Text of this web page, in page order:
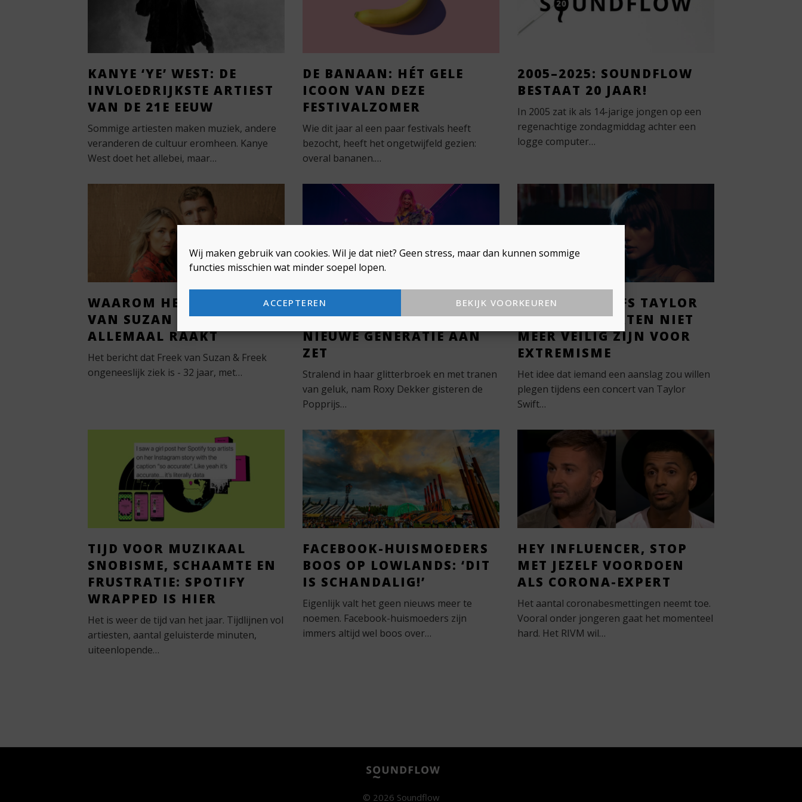
Wij maken gebruik van cookies. Wil je dat niet? Geen stress, maar dan kunnen sommige
functies misschien wat minder soepel lopen.
ACCEPTEREN BEKIJK VOORKEUREN
KANYE ‘YE’ WEST: DE
INVLOEDRIJKSTE ARTIEST
VAN DE 21E EEUW
Sommige artiesten maken muziek, andere
veranderen de cultuur eromheen. Kanye
West doet het allebei, maar…
DE BANAAN: HÉT GELE
ICOON VAN DEZE
FESTIVALZOMER
Wie dit jaar al een paar festivals heeft
bezocht, heeft het ongetwijfeld gezien:
overal bananen.…
2005–2025: SOUNDFLOW
BESTAAT 20 JAAR!
In 2005 zat ik als 14-jarige jongen op een
regenachtige zondagmiddag achter een
logge computer…
WAAROM HET NIEUWS
VAN SUZAN & FREEK ONS
ALLEMAAL RAAKT
Het bericht dat Freek van Suzan & Freek
ongeneeslijk ziek is - 32 jaar, met…
MET ROXY DEKKER ALS
POPPRIJS-WINNAAR IS DE
NIEUWE GENERATIE AAN
ZET
Stralend in haar glitterbroek en met tranen
van geluk, nam Roxy Dekker gisteren de
Popprijs…
WANNEER ZELFS TAYLOR
SWIFT-CONCERTEN NIET
MEER VEILIG ZIJN VOOR
EXTREMISME
Het idee dat iemand een aanslag zou willen
plegen tijdens een concert van Taylor
Swift…
TIJD VOOR MUZIKAAL
SNOBISME, SCHAAMTE EN
FRUSTRATIE: SPOTIFY
WRAPPED IS HIER
Het is weer de tijd van het jaar. Tijdlijnen vol
artiesten, aantal geluisterde minuten,
uiteenlopende…
FACEBOOK-HUISMOEDERS
BOOS OP LOWLANDS: ‘DIT
IS SCHANDALIG!’
Eigenlijk valt het geen nieuws meer te
noemen. Facebook-huismoeders zijn
immers altijd wel boos over…
HEY INFLUENCER, STOP
MET JEZELF VOORDOEN
ALS CORONA-EXPERT
Het aantal coronabesmettingen neemt toe.
Vooral onder jongeren gaat het momenteel
hard. Het RIVM wil…
© 2026 Soundflow